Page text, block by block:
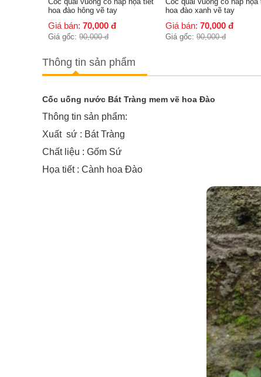
hoa đào hông vẽ tay
Giá bán: 70,000 đ
Giá gốc:90,000 đ
hoa đào xanh vẽ tay
Giá bán: 70,000 đ
Giá gốc:90,000 đ
Thông tin sản phẩm
Cốc uống nước Bát Tràng mem vẽ hoa Đào
Thông tin sản phẩm:
Xuất sứ : Bát Tràng
Chất liệu : Gốm Sứ
Họa tiết : Cành hoa Đào